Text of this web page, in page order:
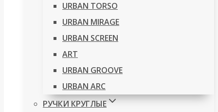
URBAN TORSO
URBAN MIRAGE
URBAN SCREEN
ART
URBAN GROOVE
URBAN ARC
РУЧКИ КРУГЛЫЕ